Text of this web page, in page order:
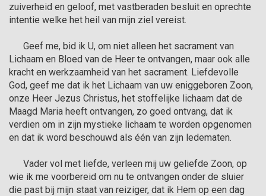
zuiverheid en geloof, met vastberaden besluit en oprechte
intentie welke het heil van mijn ziel vereist.
Geef me, bid ik U, om niet alleen het sacrament van
Lichaam en Bloed van de Heer te ontvangen, maar ook alle
kracht en werkzaamheid van het sacrament. Liefdevolle
God, geef me dat ik het Lichaam van uw eniggeboren Zoon,
onze Heer Jezus Christus, het stoffelijke lichaam dat de
Maagd Maria heeft ontvangen, zo goed ontvang, dat ik
verdien om in zijn mystieke lichaam te worden opgenomen
en dat ik word beschouwd als één van zijn ledematen.
Vader vol met liefde, verleen mij uw geliefde Zoon, op
wie ik me voorbereid om nu te ontvangen onder de sluier
die past bij mijn staat van reiziger, dat ik Hem op een dag